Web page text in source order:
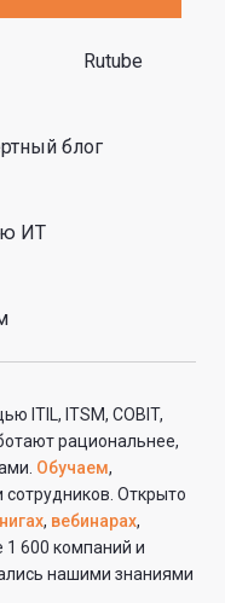
Rutube
блог
ИТ
ITIL, ITSM, COBIT,
рациональнее,
Обучаем,
Открыто
, вебинарах,
1 600 компаний и
нашими знаниями